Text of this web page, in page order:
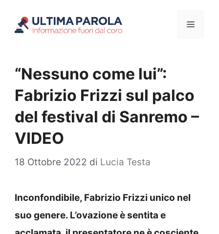
Menu
“Nessuno come lui”:
Fabrizio Frizzi sul palco
del festival di Sanremo –
VIDEO
18 Ottobre 2022 di Lucia Testa
Inconfondibile, Fabrizio Frizzi unico nel
suo genere. L’ovazione è sentita e